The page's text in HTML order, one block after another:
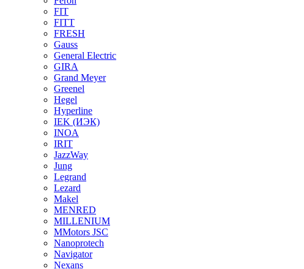
FIT
FITT
FRESH
Gauss
General Electric
GIRA
Grand Meyer
Greenel
Hegel
Hyperline
IEK (ИЭК)
INOA
IRIT
JazzWay
Jung
Legrand
Lezard
Makel
MENRED
MILLENIUM
MMotors JSC
Nanoprotech
Navigator
Nexans